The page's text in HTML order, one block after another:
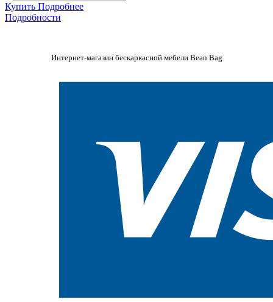
Купить Подробнее
Подробности
Интернет-магазин бескаркасной мебели Bean Bag